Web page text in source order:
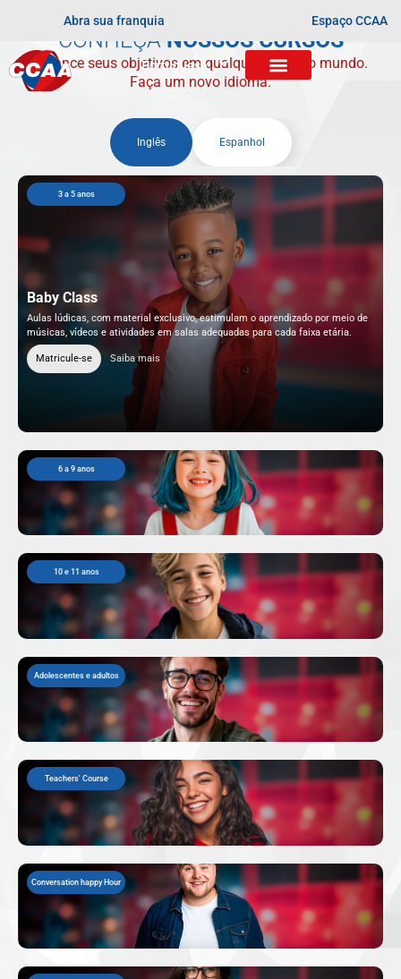
Abra sua franquia Espaço CCAA
Portuguese
CONHEÇA NOSSOS CURSOS
Alcance seus objetivos em qualquer lugar do mundo.
Faça um novo idioma.
Inglês Espanhol
3 a 5 anos
Baby Class
Aulas lúdicas, com material exclusivo, estimulam o aprendizado por meio de
músicas, vídeos e atividades em salas adequadas para cada faixa etária.
Matricule-se Saiba mais
6 a 9 anos
10 e 11 anos
Adolescentes e adultos
Teachers' Course
Conversation happy Hour